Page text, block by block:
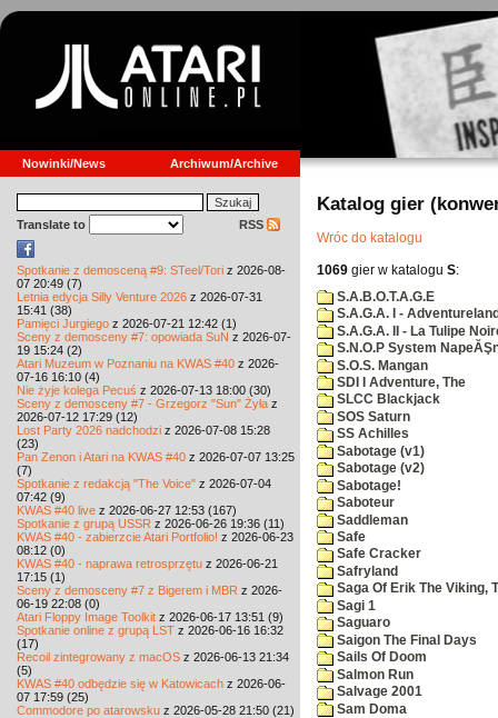
Nowinki/News Archiwum/Archive
Translate to RSS
Spotkanie z demosceną #9: STeel/Tori z 2026-08-
07 20:49 (7)
Letnia edycja Silly Venture 2026 z 2026-07-31
15:41 (38)
Pamięci Jurgiego z 2026-07-21 12:42 (1)
Sceny z demosceny #7: opowiada SuN z 2026-07-
19 15:24 (2)
Atari Muzeum w Poznaniu na KWAS #40 z 2026-
07-16 16:10 (4)
Nie żyje kolega Pecuś z 2026-07-13 18:00 (30)
Sceny z demosceny #7 - Grzegorz "Sun" Żyła z
2026-07-12 17:29 (12)
Lost Party 2026 nadchodzi z 2026-07-08 15:28
(23)
Pan Zenon i Atari na KWAS #40 z 2026-07-07 13:25
(7)
Spotkanie z redakcją "The Voice" z 2026-07-04
07:42 (9)
KWAS #40 live z 2026-06-27 12:53 (167)
Spotkanie z grupą USSR z 2026-06-26 19:36 (11)
KWAS #40 - zabierzcie Atari Portfolio! z 2026-06-23
08:12 (0)
KWAS #40 - naprawa retrosprzętu z 2026-06-21
17:15 (1)
Sceny z demosceny #7 z Bigerem i MBR z 2026-
06-19 22:08 (0)
Atari Floppy Image Toolkit z 2026-06-17 13:51 (9)
Spotkanie online z grupą LST z 2026-06-16 16:32
(17)
Recoil zintegrowany z macOS z 2026-06-13 21:34
(5)
KWAS #40 odbędzie się w Katowicach z 2026-06-
07 17:59 (25)
Commodore po atarowsku z 2026-05-28 21:50 (21)
Katalog gier
Wróc do katalogu
1069 gier w katalogu S:
S.A.B.O.T.A.G.E
S.A.G.A. I -
S.A.G.A. II - La Tulipe
S.N.O.P System
S.O.S. Mangan
SDI I Adventure, The
SLCC Blackjack
SOS Saturn
SS Achilles
Sabotage (v1)
Sabotage (v2)
Sabotage!
Saboteur
Saddleman
Safe
Safe Cracker
Safryland
Saga Of Erik The Viking,
Sagi 1
Saguaro
Saigon The Final Days
Sails Of Doom
Salmon Run
Salvage 2001
Sam Doma